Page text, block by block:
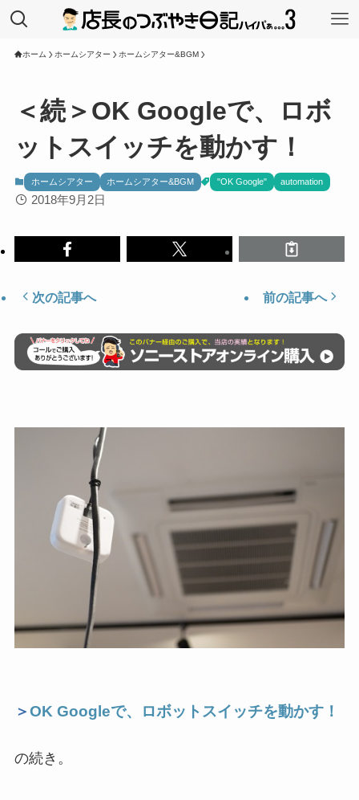
ホーム ホームシアター ホームシアター&BGM
＜続＞OK Googleで、ロボ
ットスイッチを動かす！
ホームシアター ホームシアター&BGM "OK Google" automation
2018年9月2日
次の記事へ 前の記事へ
＞OK Googleで、ロボットスイッチを動かす！
の続き。